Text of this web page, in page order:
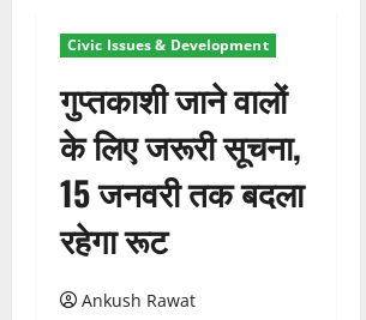
Civic Issues & Development
गुप्तकाशी जाने वालों
के लिए जरूरी सूचना,
15 जनवरी तक बदला
रहेगा रूट
Ankush Rawat